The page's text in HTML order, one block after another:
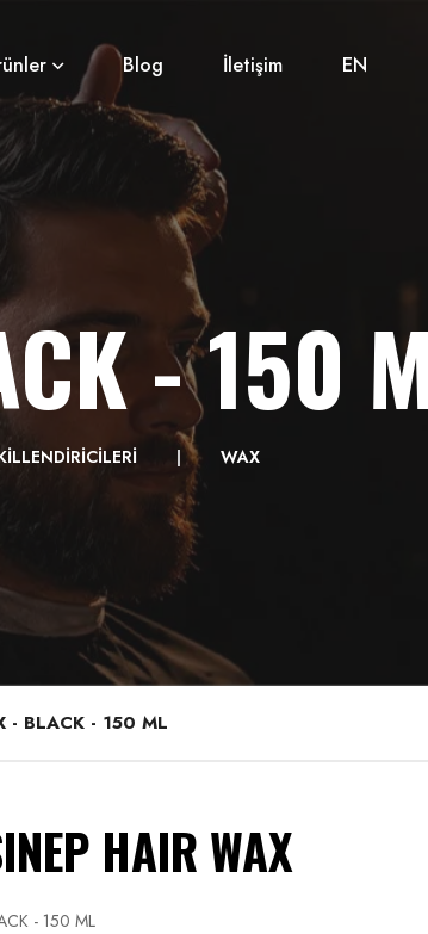
Blog İletişim EN
- 150
WAX
- BLACK - 150 ML
HAIR WAX
- 150 ML